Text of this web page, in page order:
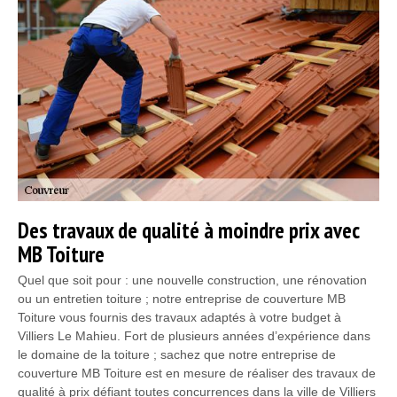
Des travaux de qualité à moindre prix avec
MB Toiture
Quel que soit pour : une nouvelle construction, une rénovation
ou un entretien toiture ; notre entreprise de couverture MB
Toiture vous fournis des travaux adaptés à votre budget à
Villiers Le Mahieu. Fort de plusieurs années d’expérience dans
le domaine de la toiture ; sachez que notre entreprise de
couverture MB Toiture est en mesure de réaliser des travaux de
qualité à prix défiant toutes concurrences dans la ville de Villiers